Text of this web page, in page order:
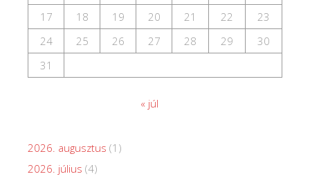
17
18 19 20 21 22
23
24
25 26 27 28 29
30
31
« júl
2026. augusztus (1)
2026. július (4)